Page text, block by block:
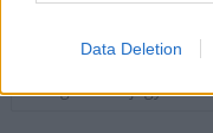
Data Deletion
Régebbi bejegyzések